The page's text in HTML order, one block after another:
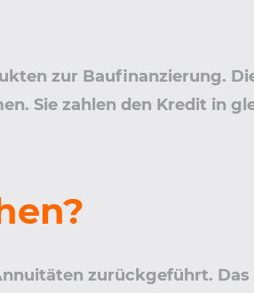
zur Baufinanzierung.
Sie zahlen den Kredit in
zurückgeführt.